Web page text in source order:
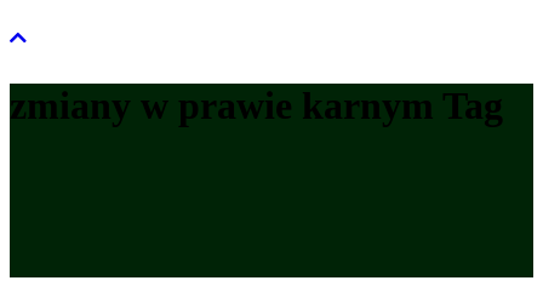
zmiany w prawie karnym Tag